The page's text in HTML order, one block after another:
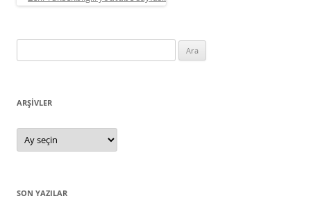
ARŞIVLER
Arşivler
SON YAZILAR